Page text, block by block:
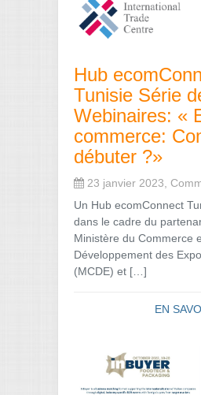
Hub
Tunisie Série
Webinaires: «
commerce:
débuter ?»
23 janvier 2023,
Un Hub ecomConnect
dans le cadre du
Ministère du Commerce
Développement des
(MCDE) et […]
EN